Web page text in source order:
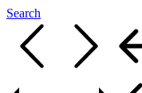
Search